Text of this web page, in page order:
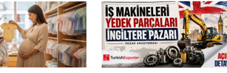
hakkında yurt dışı alım
konusunda
gelen alım talepleri:
nargile tütünü, nargile
edebilir ya da bazılarını dışarıda tutabilir.
İthalat ve İhracat Rakamları Balkan
ülkeleri için genel toplam ithalat ve
ihracat...